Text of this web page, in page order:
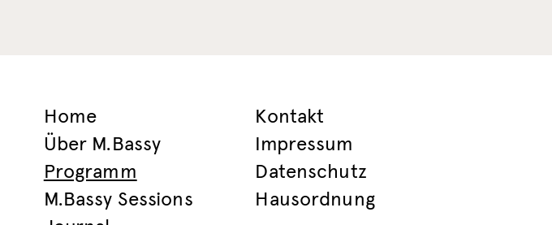
Home
Über M.Bassy
Programm
M.Bassy Sessions
Kontakt
Impressum
Datenschutz
Hausordnung